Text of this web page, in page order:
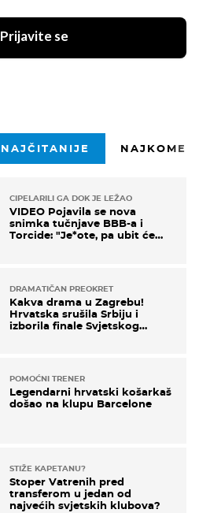
Prijavite se
NAJČITANIJE
CIPELARILI GA DOK JE LEŽAO
VIDEO Pojavila se nova
snimka tučnjave BBB-a i
Torcide: "Je*ote, pa ubit će
DRAMATIČAN PREOKRET
Kakva drama u Zagrebu!
Hrvatska srušila Srbiju i
izborila finale Svjetskog
POMOĆNI TRENER
Legendarni hrvatski košarkaš
došao na klupu Barcelone
STIŽE KAPETANU?
Stoper Vatrenih pred
transferom u jedan od
najvećih svjetskih klubova?